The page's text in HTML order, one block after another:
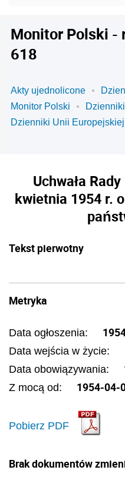
Monitor Polski -
618
Akty ujednolicone
Monitor Polski
Dzienniki Unii Europejskiej
Uchwała
kwietnia 1954 r.
Tekst pierwotny
Metryka
Data ogłoszenia:
Data wejścia w życie:
Data obowiązywania:
Z mocą od: 1954-04-
Pobierz PDF
Brak dokumentów